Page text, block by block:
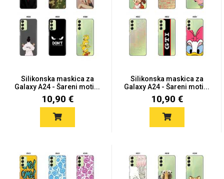
Silikonska maskica za
Galaxy A24 - Šareni moti...
10,90 €
Silikonska maskica za
Galaxy A24 - Šareni moti...
10,90 €